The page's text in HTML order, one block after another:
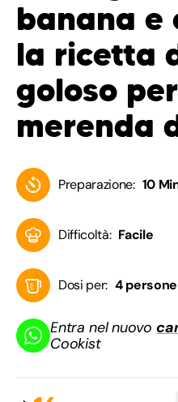
banana e
la ricetta
goloso
merenda
Preparazione: 10
Difficoltà: Facile
Dosi per: 4 persone
Entra nel nuovo
Cookist